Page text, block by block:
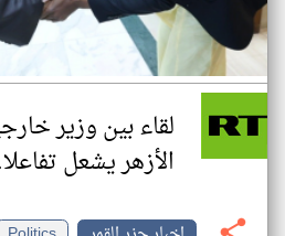
لقاء بين وزير
الأزهر يشعل